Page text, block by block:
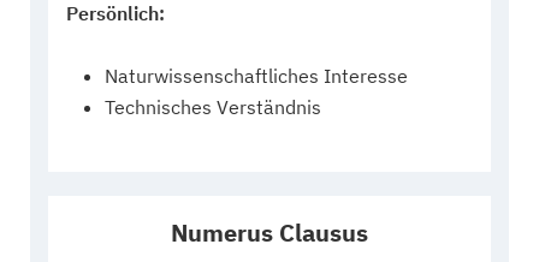
Persönlich:
Naturwissenschaftliches Interesse
Technisches Verständnis
Numerus Clausus